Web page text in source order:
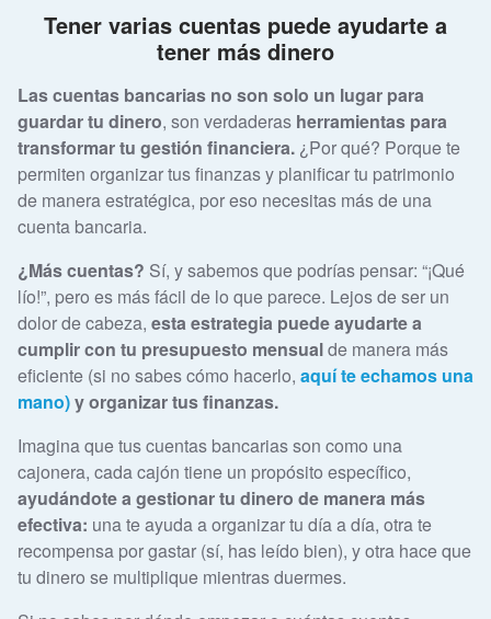
Tener varias cuentas puede ayudarte a
tener más dinero
Las cuentas bancarias no son solo un lugar para
guardar tu dinero, son verdaderas herramientas para
transformar tu gestión financiera. ¿Por qué? Porque te
permiten organizar tus finanzas y planificar tu patrimonio
de manera estratégica, por eso necesitas más de una
cuenta bancaria.
¿Más cuentas? Sí, y sabemos que podrías pensar: “¡Qué
lío!”, pero es más fácil de lo que parece. Lejos de ser un
dolor de cabeza, esta estrategia puede ayudarte a
cumplir con tu presupuesto mensualde manera más
eficiente (si no sabes cómo hacerlo, aquí te echamos una
mano)y organizar tus finanzas.
Imagina que tus cuentas bancarias son como una
cajonera, cada cajón tiene un propósito específico,
ayudándote a gestionar tu dinero de manera más
efectiva: una te ayuda a organizar tu día a día, otra te
recompensa por gastar (sí, has leído bien), y otra hace que
tu dinero se multiplique mientras duermes.